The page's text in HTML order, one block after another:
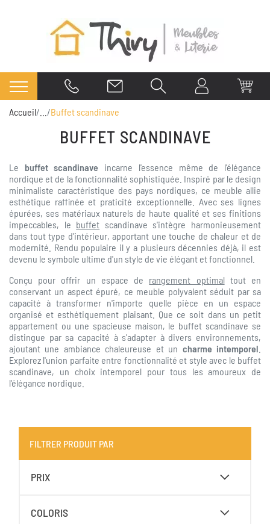
Accueil Buffet scandinave
BUFFET SCANDINAVE
Le buffet scandinave incarne l'essence même de l'élégance
nordique et de la fonctionnalité sophistiquée. Inspiré par le design
minimaliste caractéristique des pays nordiques, ce meuble allie
esthétique raffinée et praticité exceptionnelle. Avec ses lignes
épurées, ses matériaux naturels de haute qualité et ses finitions
impeccables, le buffet scandinave s'intègre harmonieusement
dans tout type d'intérieur, apportant une touche de chaleur et de
modernité. Rendu populaire il y a plusieurs décennies déjà, il est
devenu le symbole ultime d'un style de vie élégant et fonctionnel.
Conçu pour offrir un espace de rangement optimaltout en
conservant un aspect épuré, ce meuble polyvalent séduit par sa
capacité à transformer n'importe quelle pièce en un espace
organisé et esthétiquement plaisant. Que ce soit dans un petit
appartement ou une spacieuse maison, le buffet scandinave se
distingue par sa capacité à s'adapter à divers environnements,
ajoutant une ambiance chaleureuse et un charme intemporel
Explorez l'union parfaite entre fonctionnalité et style avec le buffet
scandinave, un choix intemporel pour tous les amoureux de
l'élégance nordique.
FILTRER PRODUIT PAR
PRIX
COLORIS